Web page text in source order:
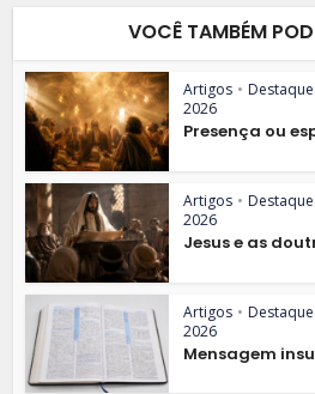
VOCÊ TAMBÉM
Artigos •
2026
Presença ou
Artigos •
2026
Jesus e as
Artigos •
2026
Mensagem